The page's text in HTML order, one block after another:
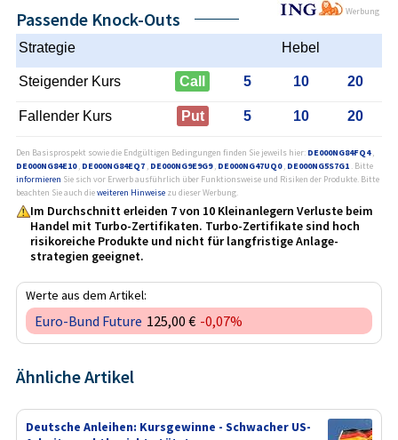
Werbung
Passende Knock-Outs
Strategie Hebel
Steigender Kurs Call 5 10 20
Fallender Kurs Put 5 10 20
Den Basisprospekt sowie die Endgültigen Bedingungen finden Sie jeweils hier: DE000NG84FQ4,
DE000NG84E10, DE000NG84EQ7 , DE000NG9E9G9, DE000NG47UQ0, DE000NG5S7G1 . Bitte
informieren Sie sich vor Erwerb ausführlich über Funktionsweise und Risiken der Produkte. Bitte
beachten Sie auch dieweiteren Hinweise zu dieser Werbung.
Im Durchschnitt erleiden 7 von 10 Kleinanlegern Verluste beim
Handel mit Turbo-Zertifikaten. Turbo-Zertifikate sind hoch
risikoreiche Produkte und nicht für langfristige Anlage­
strategien geeignet.
Werte aus dem Artikel:
Euro-Bund Future 125,00 € -0,07%
Ähnliche Artikel
Deutsche Anleihen: Kursgewinne - Schwacher US-